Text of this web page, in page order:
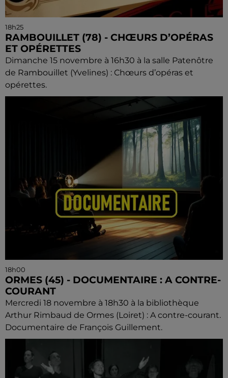
18h25
RAMBOUILLET (78) - CHŒURS D’OPÉRAS
ET OPÉRETTES
Dimanche 15 novembre à 16h30 à la salle Patenôtre
de Rambouillet (Yvelines) : Chœurs d’opéras et
opérettes.
18h00
ORMES (45) - DOCUMENTAIRE : A CONTRE-
COURANT
Mercredi 18 novembre à 18h30 à la bibliothèque
Arthur Rimbaud de Ormes (Loiret) : A contre-courant.
Documentaire de François Guillement.